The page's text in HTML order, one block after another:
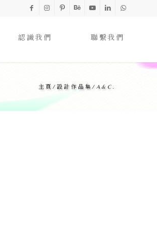
認識我們 聯繫我們
主頁 / 設計作品集 / A&C.